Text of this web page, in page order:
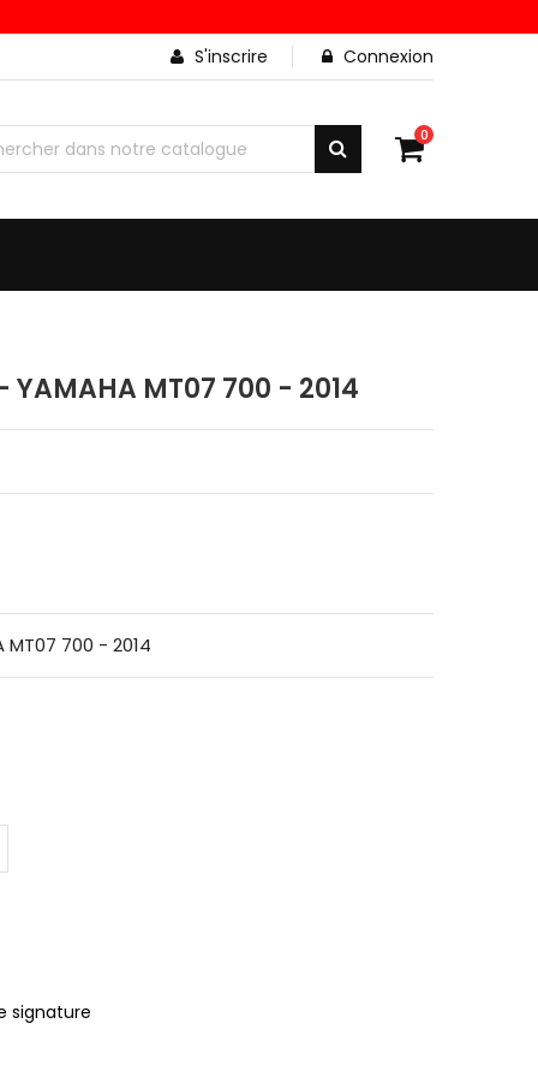
S'inscrire
Connexion
0
- YAMAHA MT07 700 - 2014
700 - 2014
signature